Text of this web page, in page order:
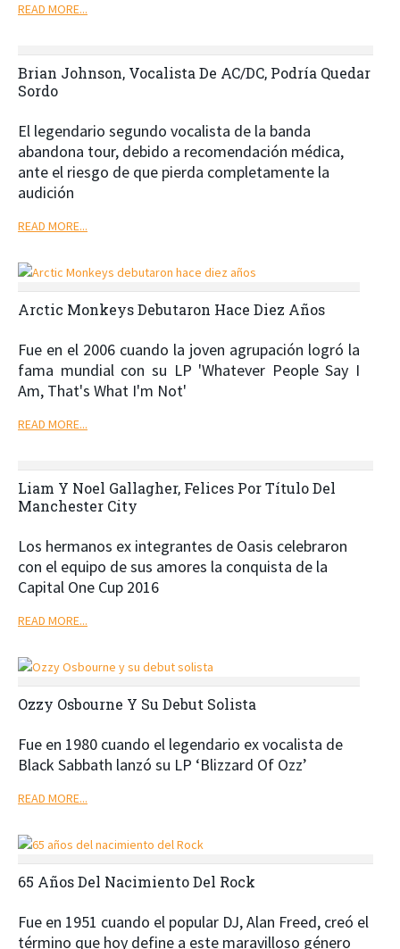
READ MORE...
Brian Johnson, Vocalista De AC/DC, Podría Quedar
Sordo
El legendario segundo vocalista de la banda
abandona tour, debido a recomendación médica,
ante el riesgo de que pierda completamente la
audición
READ MORE...
Arctic Monkeys Debutaron Hace Diez Años
Fue en el 2006 cuando la joven agrupación logró la
fama mundial con su LP 'Whatever People Say I
Am, That's What I'm Not'
READ MORE...
Liam Y Noel Gallagher, Felices Por Título Del
Manchester City
Los hermanos ex integrantes de Oasis celebraron
con el equipo de sus amores la conquista de la
Capital One Cup 2016
READ MORE...
Ozzy Osbourne Y Su Debut Solista
Fue en 1980 cuando el legendario ex vocalista de
Black Sabbath lanzó su LP ‘Blizzard Of Ozz’
READ MORE...
65 Años Del Nacimiento Del Rock
Fue en 1951 cuando el popular DJ, Alan Freed, creó el
término que hoy define a este maravilloso género